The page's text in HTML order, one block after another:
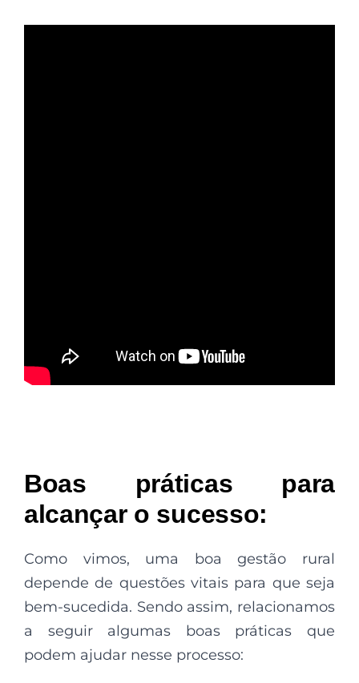
Boas práticas para
alcançar o sucesso:
Como vimos, uma boa gestão rural
depende de questões vitais para que seja
bem-sucedida. Sendo assim, relacionamos
a seguir algumas boas práticas que
podem ajudar nesse processo: